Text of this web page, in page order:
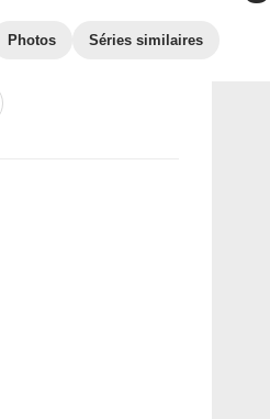
Photos Séries similaires